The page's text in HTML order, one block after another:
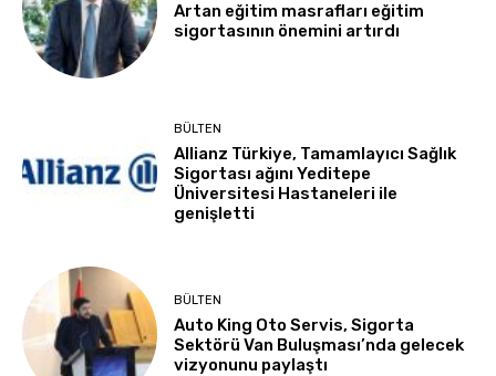
Artan eğitim masrafları eğitim
sigortasının önemini artırdı
BÜLTEN
Allianz Türkiye, Tamamlayıcı Sağlık
Sigortası ağını Yeditepe
Üniversitesi Hastaneleri ile
genişletti
BÜLTEN
Auto King Oto Servis, Sigorta
Sektörü Van Buluşması’nda gelecek
vizyonunu paylaştı